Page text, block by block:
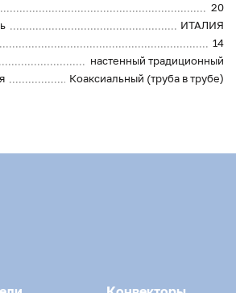
20
ИТАЛИЯ
14
настенный традиционный
Коаксиальный (труба в трубе)